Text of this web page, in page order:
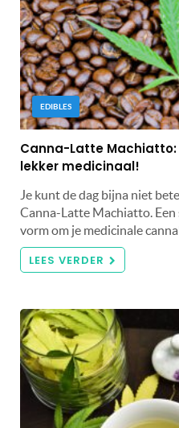
EDIBLES
Canna-Latte
lekker medicinaal!
Je kunt de dag bijna niet
Canna-Latte Machiatto. Een
vorm om je medicinale
LEES VERDER